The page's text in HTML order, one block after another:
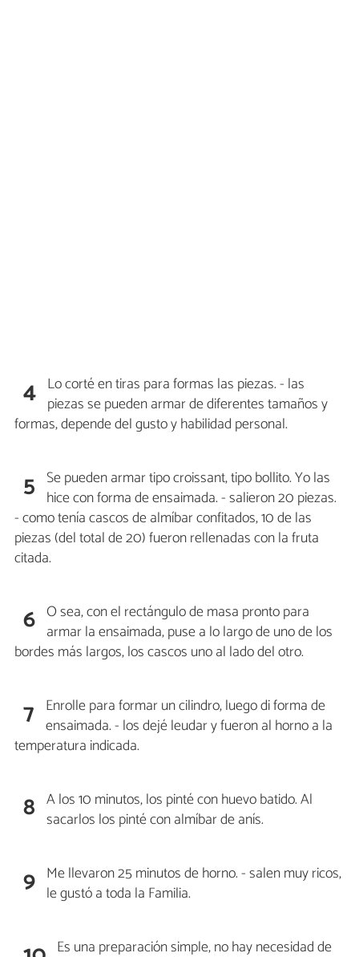
4 Lo corté en tiras para formas las piezas. - las
piezas se pueden armar de diferentes tamaños y
formas, depende del gusto y habilidad personal.
5 Se pueden armar tipo croissant, tipo bollito. Yo las
hice con forma de ensaimada. - salieron 20 piezas.
- como tenía cascos de almíbar confitados, 10 de las
piezas (del total de 20) fueron rellenadas con la fruta
citada.
6 O sea, con el rectángulo de masa pronto para
armar la ensaimada, puse a lo largo de uno de los
bordes más largos, los cascos uno al lado del otro.
7 Enrolle para formar un cilindro, luego di forma de
ensaimada. - los dejé leudar y fueron al horno a la
temperatura indicada.
8 A los 10 minutos, los pinté con huevo batido. Al
sacarlos los pinté con almíbar de anís.
9 Me llevaron 25 minutos de horno. - salen muy ricos,
le gustó a toda la Familia.
Es una preparación simple, no hay necesidad de